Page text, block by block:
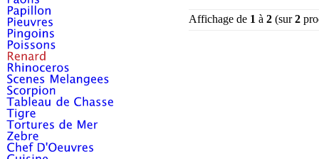
Affichage de 1 à 2 (sur2